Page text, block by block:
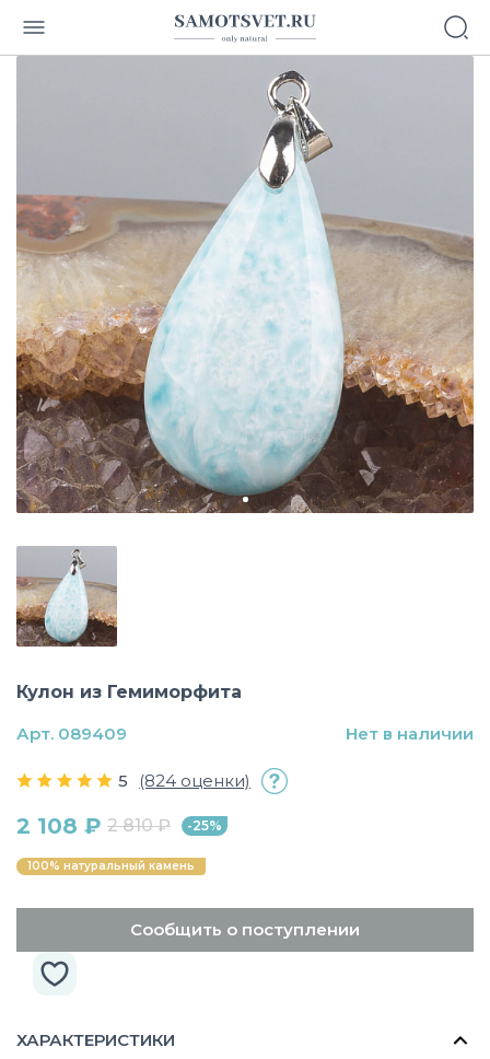
Кулон из Гемиморфита
5 (824 оценки)
2 108 ₽ 2 810 ₽ -25%
100% натуральный камень
Сообщить о поступлении
Арт. 089409 Нет в наличии
ХАРАКТЕРИСТИКИ